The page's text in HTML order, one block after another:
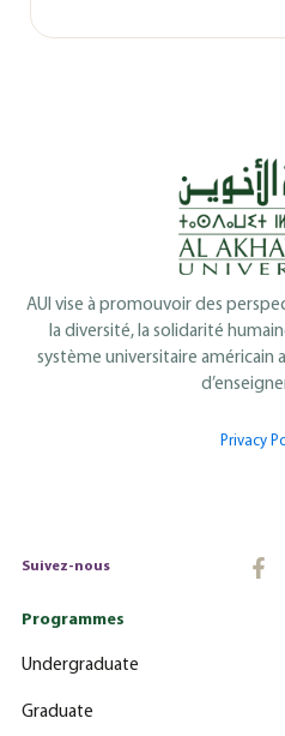
AUI vise à promouvoir des
la diversité, la solidarité
système universitaire américain
Privacy
Suivez-nous
Programmes
Undergraduate
Graduate